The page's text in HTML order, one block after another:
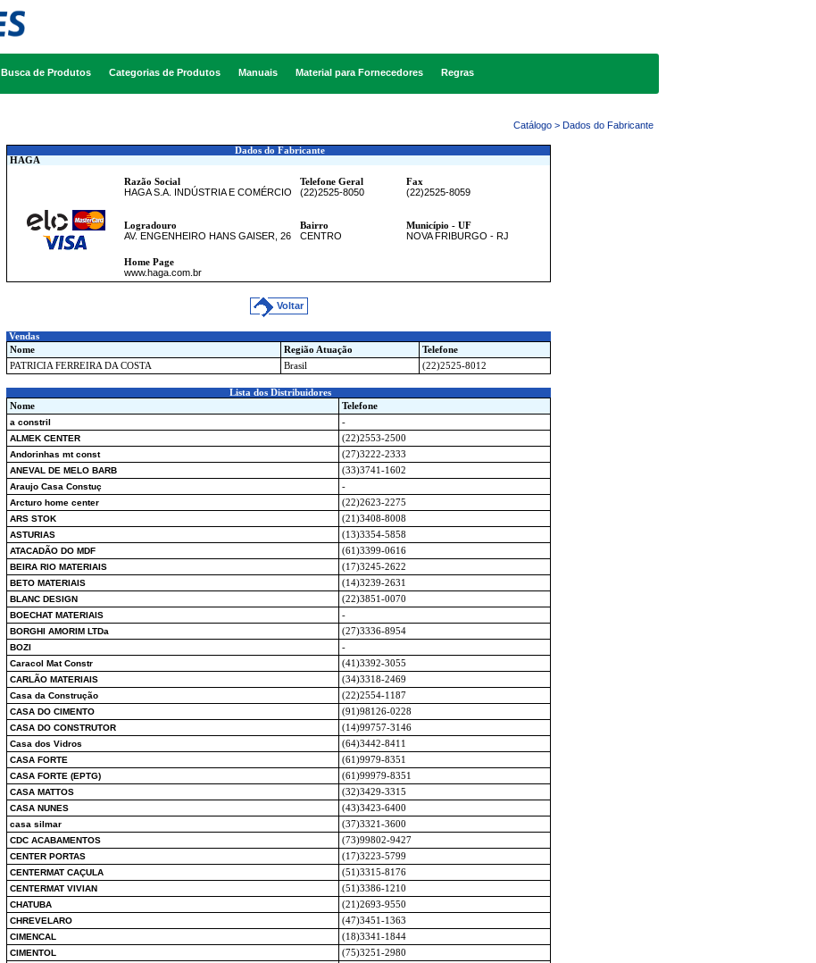
Busca de Produtos Categorias de Produtos Manuais Material para Fornecedores Regras
Catálogo > Dados do Fabricante
Dados do Fabricante
HAGA
Razão Social Telefone Geral Fax
HAGA S.A. INDÚSTRIA E COMÉRCIO (22)2525-8050 (22)2525-8059
Logradouro Bairro Município - UF
AV. ENGENHEIRO HANS GAISER, 26 CENTRO NOVA FRIBURGO - RJ
Home Page
www.haga.com.br
Voltar
Vendas
Nome
Região Atuação
Telefone
PATRICIA FERREIRA DA COSTA
Brasil (22)2525-8012
Lista dos Distribuidores
Nome
Telefone
a constril
-
ALMEK CENTER
(22)2553-2500
Andorinhas mt const
(27)3222-2333
ANEVAL DE MELO BARB
(33)3741-1602
Araujo Casa Constuç
-
Arcturo home center
(22)2623-2275
ARS STOK
(21)3408-8008
ASTURIAS
(13)3354-5858
ATACADÃO DO MDF
(61)3399-0616
BEIRA RIO MATERIAIS
(17)3245-2622
BETO MATERIAIS
(14)3239-2631
BLANC DESIGN
(22)3851-0070
BOECHAT MATERIAIS
-
BORGHI AMORIM LTDa
(27)3336-8954
BOZI
-
Caracol Mat Constr
(41)3392-3055
CARLÃO MATERIAIS
(34)3318-2469
Casa da Construção
(22)2554-1187
CASA DO CIMENTO
(91)98126-0228
CASA DO CONSTRUTOR
(14)99757-3146
Casa dos Vidros
(64)3442-8411
CASA FORTE
(61)9979-8351
CASA FORTE (EPTG)
(61)99979-8351
CASA MATTOS
(32)3429-3315
CASA NUNES
(43)3423-6400
casa silmar
(37)3321-3600
CDC ACABAMENTOS
(73)99802-9427
CENTER PORTAS
(17)3223-5799
CENTERMAT CAÇULA
(51)3315-8176
CENTERMAT VIVIAN
(51)3386-1210
CHATUBA
(21)2693-9550
CHREVELARO
(47)3451-1363
CIMENCAL
(18)3341-1844
CIMENTOL
(75)3251-2980